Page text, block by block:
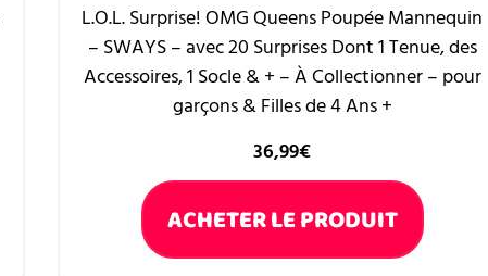
L.O.L. Surprise! OMG Queens Poupée Mannequin
– SWAYS – avec 20 Surprises Dont 1 Tenue, des
Accessoires, 1 Socle & + – À Collectionner – pour
garçons & Filles de 4 Ans +
36,99€
ACHETER LE PRODUIT